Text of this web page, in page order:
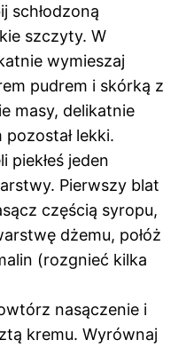
schłodzoną
szczyty. W
wymieszaj
pudrem i skórką z
masy, delikatnie
lekki.
piekłeś jeden
Pierwszy blat
częścią syropu,
dżemu, połóż
(rozgnieć kilka
nasączenie i
kremu. Wyrównaj